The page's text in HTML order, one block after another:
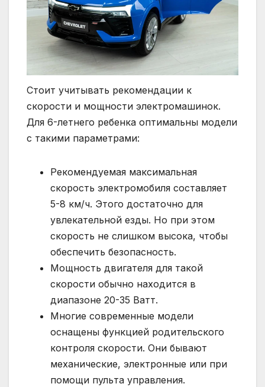
Стоит учитывать рекомендации к
скорости и мощности электромашинок.
Для 6-летнего ребенка оптимальны модели
с такими параметрами:
Рекомендуемая максимальная
скорость электромобиля составляет
5-8 км/ч. Этого достаточно для
увлекательной езды. Но при этом
скорость не слишком высока, чтобы
обеспечить безопасность.
Мощность двигателя для такой
скорости обычно находится в
диапазоне 20-35 Ватт.
Многие современные модели
оснащены функцией родительского
контроля скорости. Они бывают
механические, электронные или при
помощи пульта управления.